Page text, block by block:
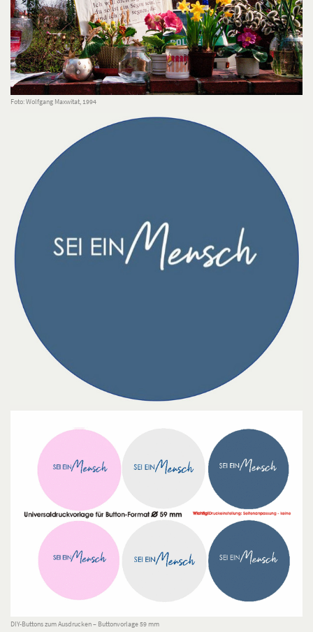
Foto: Wolfgang Maxwitat, 1994
DIY-Buttons zum Ausdrucken – Buttonvorlage 59 mm